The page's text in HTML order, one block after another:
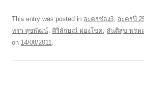
This entry was posted in ละครช่อง3, ละครปี
หรา สุขพัฒน์, ศิริลักษณ์ ผ่องโชค, สันติสุข พรห
on 14/08/2011.